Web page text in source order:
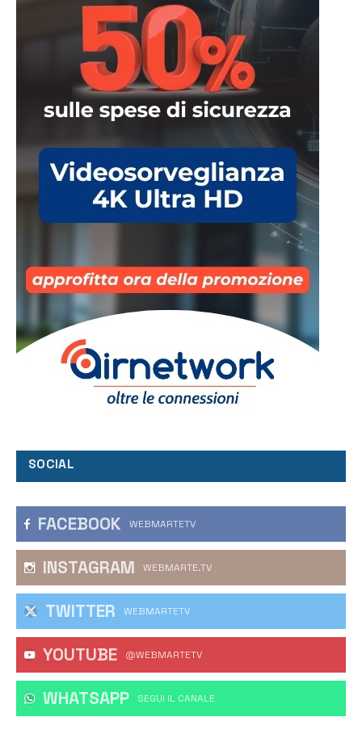
SOCIAL
FACEBOOK WEBMARTETV
INSTAGRAM WEBMARTE.TV
TWITTER WEBMARTETV
YOUTUBE @WEBMARTETV
WHATSAPP ‎SEGUI IL CANALE